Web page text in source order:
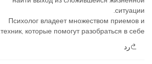
ситуации.
Психолог владеет множеством приемов и
техник, которые помогут разобраться в себе.
رد